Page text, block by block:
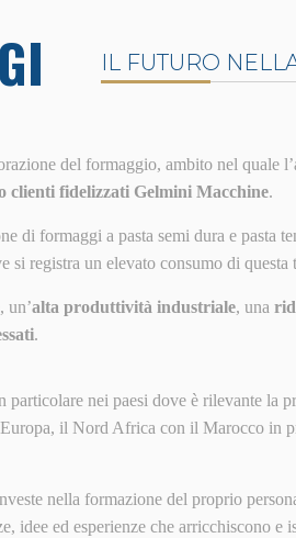
IL FUTURO
del formaggio, ambito nel quale
clienti fidelizzati Gelmini Macchine.
di formaggi a pasta semi dura e pasta
si registra un elevato consumo di
un’alta produttività industriale, una
.
particolare nei paesi dove è rilevante
il Nord Africa con il Marocco in
nella formazione del proprio
idee ed esperienze che arricchiscono e